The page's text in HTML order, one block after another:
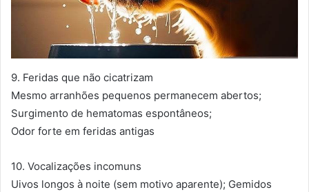
9. Feridas que não cicatrizam
Mesmo arranhões pequenos permanecem abertos;
Surgimento de hematomas espontâneos;
Odor forte em feridas antigas
10. Vocalizações incomuns
Uivos longos à noite (sem motivo aparente); Gemidos